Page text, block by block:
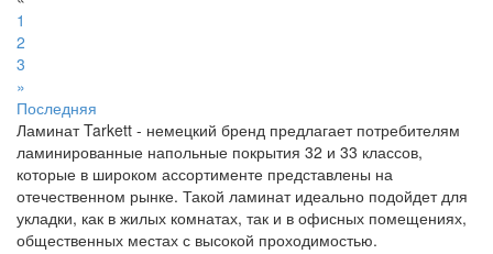
1
2
3
»
Последняя
Ламинат Tarkett - немецкий бренд предлагает потребителям
ламинированные напольные покрытия 32 и 33 классов,
которые в широком ассортименте представлены на
отечественном рынке. Такой ламинат идеально подойдет для
укладки, как в жилых комнатах, так и в офисных помещениях,
общественных местах с высокой проходимостью.